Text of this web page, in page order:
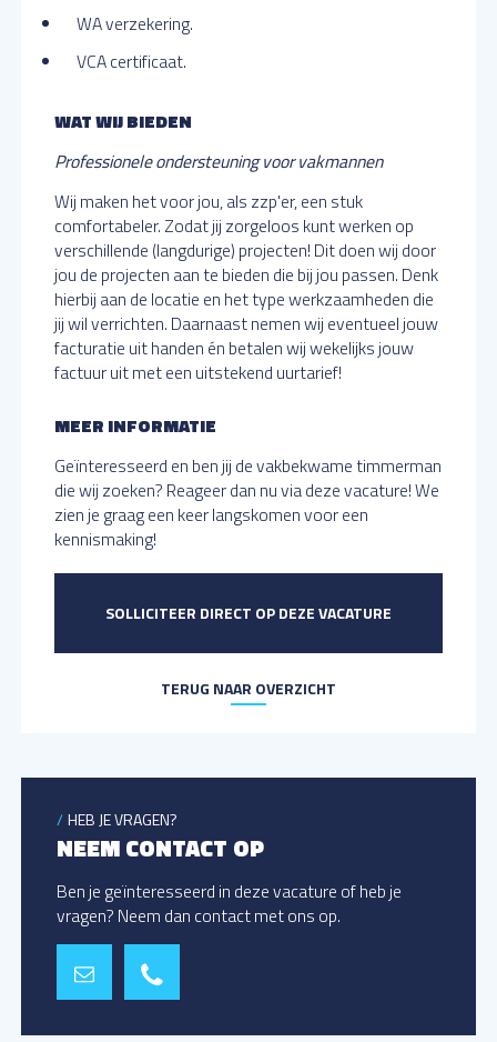
WA verzekering.
VCA certificaat.
WAT WIJ BIEDEN
Professionele ondersteuning voor vakmannen
Wij maken het voor jou, als zzp'er, een stuk
comfortabeler. Zodat jij zorgeloos kunt werken op
verschillende (langdurige) projecten! Dit doen wij door
jou de projecten aan te bieden die bij jou passen. Denk
hierbij aan de locatie en het type werkzaamheden die
jij wil verrichten. Daarnaast nemen wij eventueel jouw
facturatie uit handen én betalen wij wekelijks jouw
factuur uit met een uitstekend uurtarief!
MEER INFORMATIE
Geïnteresseerd en ben jij de vakbekwame timmerman
die wij zoeken? Reageer dan nu via deze vacature! We
zien je graag een keer langskomen voor een
kennismaking!
SOLLICITEER DIRECT OP DEZE VACATURE
TERUG NAAR OVERZICHT
HEB JE VRAGEN?
NEEM CONTACT OP
Ben je geïnteresseerd in deze vacature of heb je
vragen? Neem dan contact met ons op.